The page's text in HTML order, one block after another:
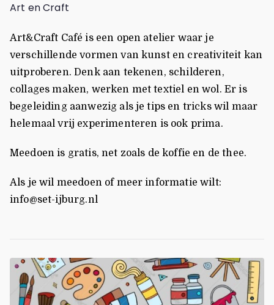
Art en Craft
Art&Craft Café is een open atelier waar je
verschillende vormen van kunst en creativiteit kan
uitproberen. Denk aan tekenen, schilderen,
collages maken, werken met textiel en wol. Er is
begeleiding aanwezig als je tips en tricks wil maar
helemaal vrij experimenteren is ook prima.
Meedoen is gratis, net zoals de koffie en de thee.
Als je wil meedoen of meer informatie wilt:
info@set-ijburg.nl